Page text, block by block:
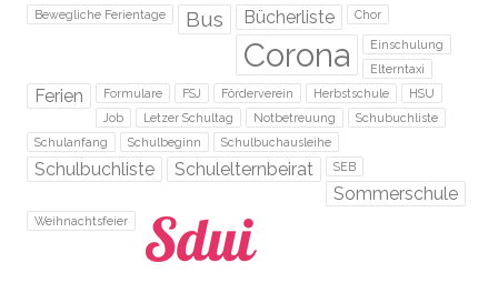
Bewegliche Ferientage Bus Bücherliste Chor
Corona
Einschulung
Elterntaxi
Ferien Formulare FSJ Förderverein Herbstschule
HSU
Job
Letzer Schultag Notbetreuung
Schubuchliste
Schulanfang
Schulbeginn Schulbuchausleihe
Schulbuchliste Schulelternbeirat SEB
Sommerschule
Weihnachtsfeier